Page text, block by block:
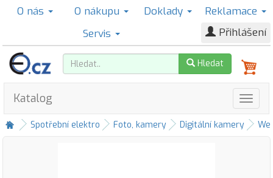
O nás O nákupu Doklady
Reklamace
Servis
Přihlášení
Hledat
Katalog
Spotřební elektro Foto, kamery Digitální kamery